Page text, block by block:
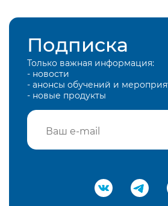
Подписка
Только важная информация:
- новости
- анонсы обучений и
- новые продукты